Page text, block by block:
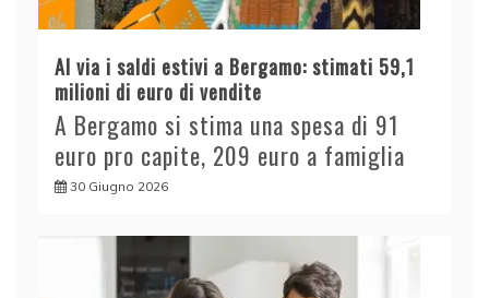
Al via i saldi estivi a Bergamo: stimati 59,1
milioni di euro di vendite
A Bergamo si stima una spesa di 91
euro pro capite, 209 euro a famiglia
30 Giugno 2026